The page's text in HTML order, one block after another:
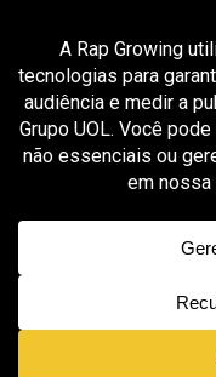
All posts
MÚSICA
MC
edição